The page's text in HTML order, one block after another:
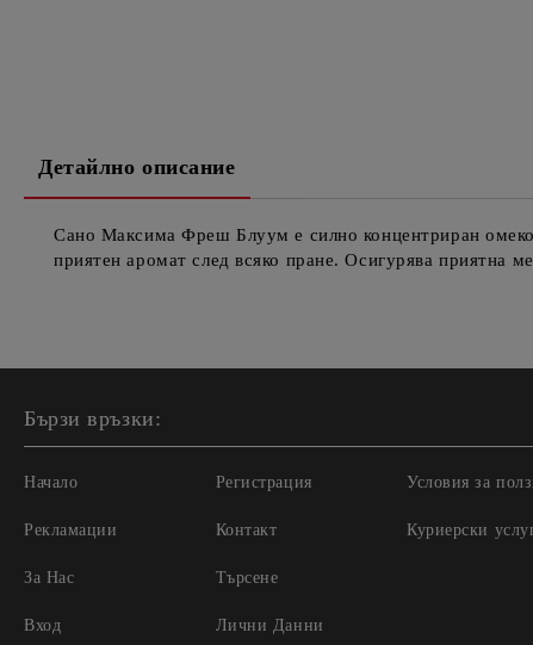
Детайлно описание
Сано Максима Фреш Блуум е силно концентриран
приятен аромат след всяко пране. Осигурява приятна
Бързи връзки:
Начало
Рекламации
За Нас
Вход
Регистрация
Контакт
Търсене
Лични Данни
Условия за
Куриерски